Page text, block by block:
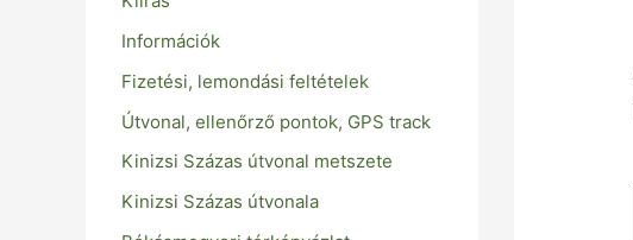
Információk
Fizetési, lemondási feltételek
Útvonal, ellenőrző pontok, GPS track
Kinizsi Százas útvonal metszete
Kinizsi Százas útvonala